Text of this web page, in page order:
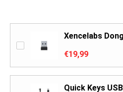
Xencelabs
€19,99
Quick Keys